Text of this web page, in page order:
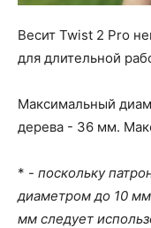
Весит Twist 2 Pro
для длительной
Максимальный
дерева - 36 мм.
* - поскольку
диаметром до 10
мм следует